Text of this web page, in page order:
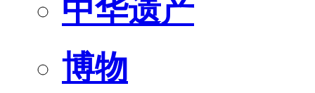
中华遗产
博物